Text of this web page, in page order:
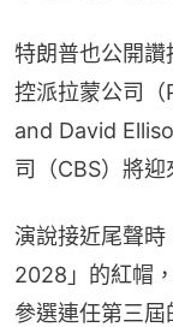
特朗普也公開
控派拉蒙公司
and David
司（CBS）將迎
演說接近尾聲
2028」的紅帽
參選連任第三